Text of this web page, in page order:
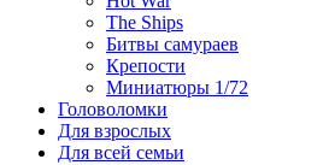
The Ships
Битвы самураев
Крепости
Миниатюры 1/72
Головоломки
Для взрослых
Для всей семьи